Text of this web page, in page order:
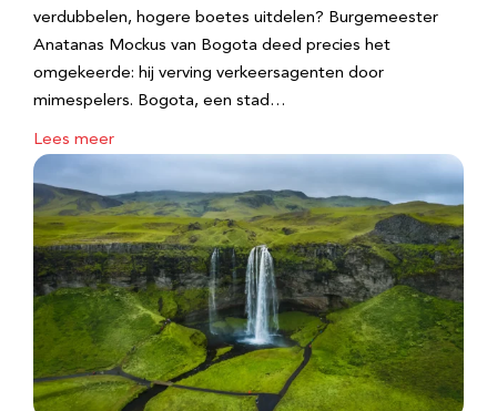
verdubbelen, hogere boetes uitdelen? Burgemeester
Anatanas Mockus van Bogota deed precies het
omgekeerde: hij verving verkeersagenten door
mimespelers. Bogota, een stad…
Lees meer